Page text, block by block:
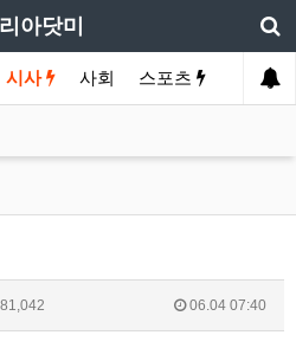
아닷미
시사 사회 스포츠 여행
81,042 06.04 07:40